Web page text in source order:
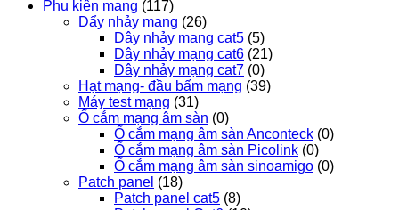
Phụ kiện mạng (117)
Dẩy nhảy mạng (26)
Dây nhảy mạng cat5 (5)
Dây nhảy mạng cat6 (21)
Dây nhảy mạng cat7 (0)
Hạt mạng- đầu bấm mạng (39)
Máy test mạng (31)
Ổ cắm mạng âm sàn (0)
Ổ cắm mạng âm sàn Anconteck (0)
Ổ cắm mạng âm sàn Picolink (0)
Ổ cắm mạng âm sàn sinoamigo (0)
Patch panel (18)
Patch panel cat5 (8)